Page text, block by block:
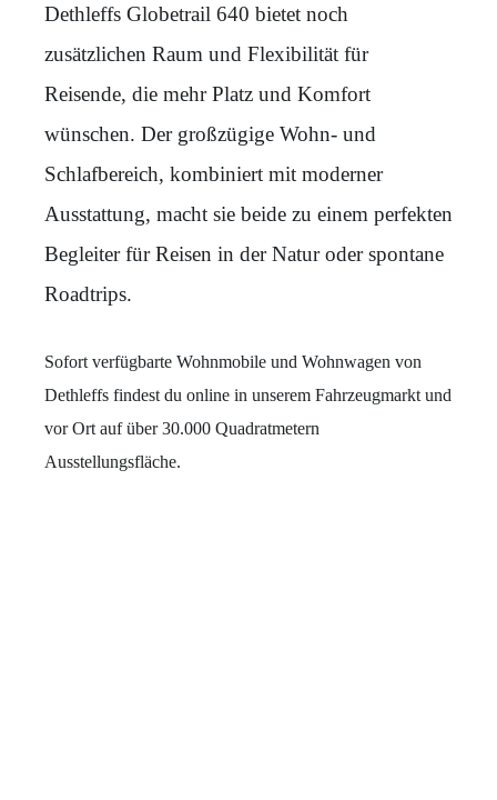
Dethleffs Globetrail 640 bietet noch
zusätzlichen Raum und Flexibilität für
Reisende, die mehr Platz und Komfort
wünschen. Der großzügige Wohn- und
Schlafbereich, kombiniert mit moderner
Ausstattung, macht sie beide zu einem perfekten
Begleiter für Reisen in der Natur oder spontane
Roadtrips.
Sofort verfügbarte Wohnmobile und Wohnwagen von
Dethleffs findest du online in unserem Fahrzeugmarkt und
vor Ort auf über 30.000 Quadratmetern
Ausstellungsfläche.